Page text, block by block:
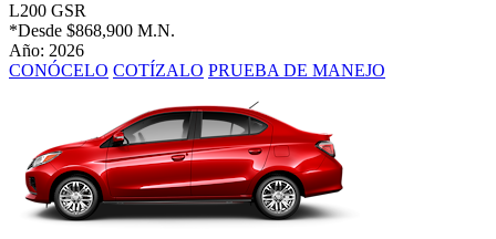
L200 GSR
*Desde $868,900 M.N.
Año: 2026
CONÓCELO COTÍZALO PRUEBA DE MANEJO